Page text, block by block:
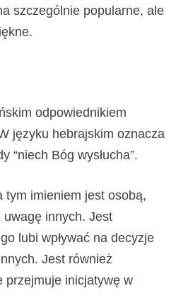
szczególnie popularne, ale
odpowiednikiem
języku hebrajskim oznacza
“niech Bóg wysłucha”.
tym imieniem jest osobą,
innych. Jest
lubi wpływać na decyzje
Jest również
przejmuje inicjatywę w